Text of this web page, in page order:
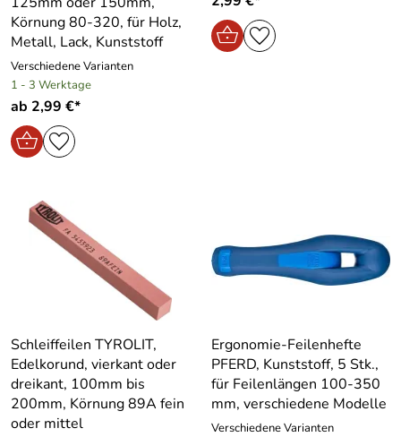
Körnung 80-320, für Holz,
Metall, Lack, Kunststoff
Verschiedene Varianten
1 - 3 Werktage
ab 2,99 €*
Schleiffeilen TYROLIT,
Edelkorund, vierkant oder
dreikant, 100mm bis
200mm, Körnung 89A fein
oder mittel
Ergonomie-Feilenhefte
PFERD, Kunststoff, 5 Stk.,
für Feilenlängen 100-350
mm, verschiedene Modelle
Verschiedene Varianten